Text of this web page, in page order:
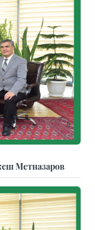
Мeтназаров